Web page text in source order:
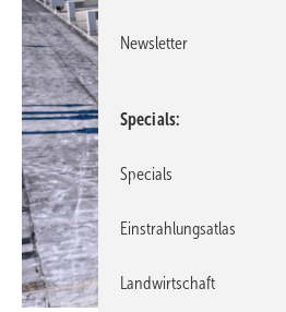
Newsletter
Specials
Specials
Einstrahlungsatlas
Landwirtschaft